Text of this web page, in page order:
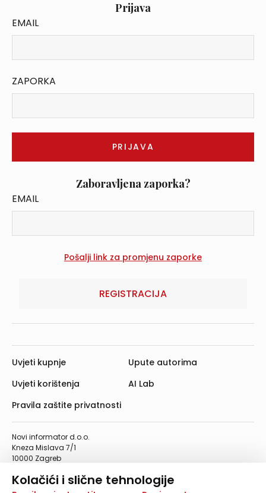
Kolačići i slične tehnologije
Prijava
EMAIL
ZAPORKA
Zaboravljena zaporka?
EMAIL
REGISTRACIJA
Novi informator d.o.o.
Kneza Mislava 7/1
10000 Zagreb
Telefaks: 01/4612-553
info@informator.hr
Uvjeti kupnje
Uvjeti korištenja
Pravila zaštite privatnosti
Upute autorima
AI Lab